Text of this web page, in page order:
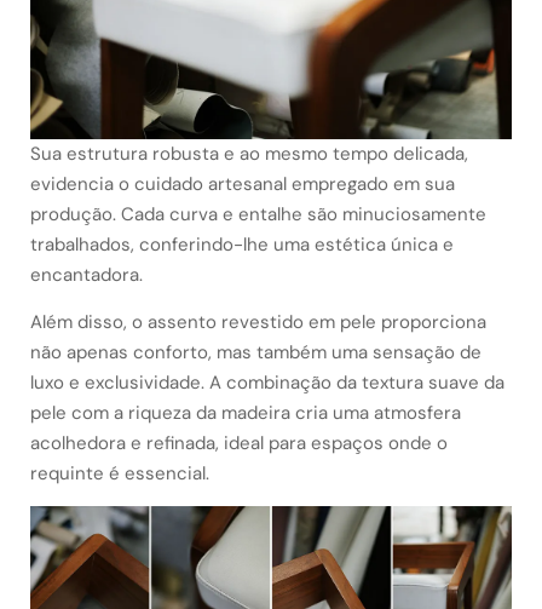
Sua estrutura robusta e ao mesmo tempo delicada,
evidencia o cuidado artesanal empregado em sua
produção. Cada curva e entalhe são minuciosamente
trabalhados, conferindo-lhe uma estética única e
encantadora.
Além disso, o assento revestido em pele proporciona
não apenas conforto, mas também uma sensação de
luxo e exclusividade. A combinação da textura suave da
pele com a riqueza da madeira cria uma atmosfera
acolhedora e refinada, ideal para espaços onde o
requinte é essencial.